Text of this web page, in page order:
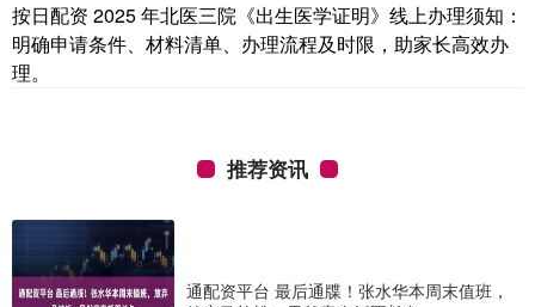
按日配资 2025 年北医三院《出生医学证明》线上办理须知：
明确申请条件、材料清单、办理流程及时限，助家长高效办
理。
推荐资讯
通配资平台 最后通牒！张水华本周末值班，